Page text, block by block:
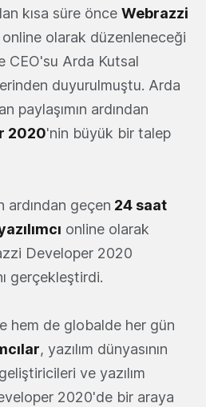
kısa süre önce Webrazzi
online olarak düzenleneceği
CEO'su Arda Kutsal
duyurulmuştu. Arda
paylaşımın ardından
2020'nin büyük bir talep
ardından geçen 24 saat
online olarak
Developer 2020
gerçekleştirdi.
hem de globalde her gün
, yazılım dünyasının
ve yazılım
2020'de bir araya